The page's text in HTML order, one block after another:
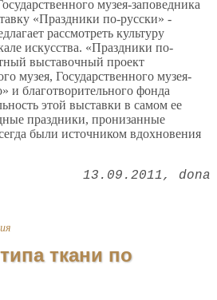
музея-заповедника
«Праздники по-русски» -
рассмотреть культуру
искусства. «Праздники по-
выставочный проект
музея, Государственного музея-
и благотворительного фонда
этой выставки в самом ее
праздники, пронизанные
были источником вдохновения
13.09.2011 dona
ткани по